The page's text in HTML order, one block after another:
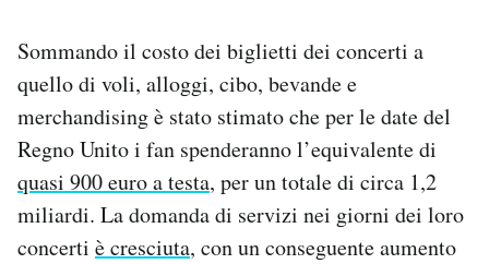
Sommando il costo dei biglietti dei concerti a
quello di voli, alloggi, cibo, bevande e
merchandising è stato stimato che per le date del
Regno Unito i fan spenderanno l’equivalente di
quasi 900 euro a testa, per un totale di circa 1,2
miliardi. La domanda di servizi nei giorni dei loro
concerti è cresciuta, con un conseguente aumento